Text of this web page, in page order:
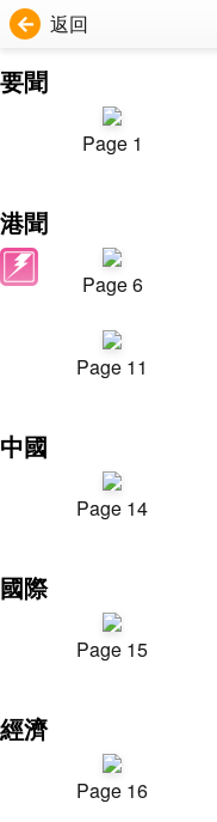
返回
要聞
Page 1
港聞
Page 6
Page 11
中國
Page 14
國際
Page 15
經濟
Page 16